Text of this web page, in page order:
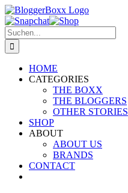
Zum
Inhalt
springen
Facebook
Instagram
Snapchat
E-
Shop
Suche
nach:
HOME
CATEGORIES
THE BOXX
THE BLOGGERS
OTHER STORIES
SHOP
ABOUT
ABOUT US
BRANDS
CONTACT